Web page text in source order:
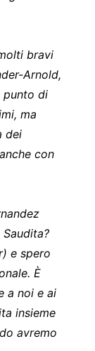
bravi
Arnold,
punto di
ma
dei
con
e spero
È
a noi e ai
insieme
avremo